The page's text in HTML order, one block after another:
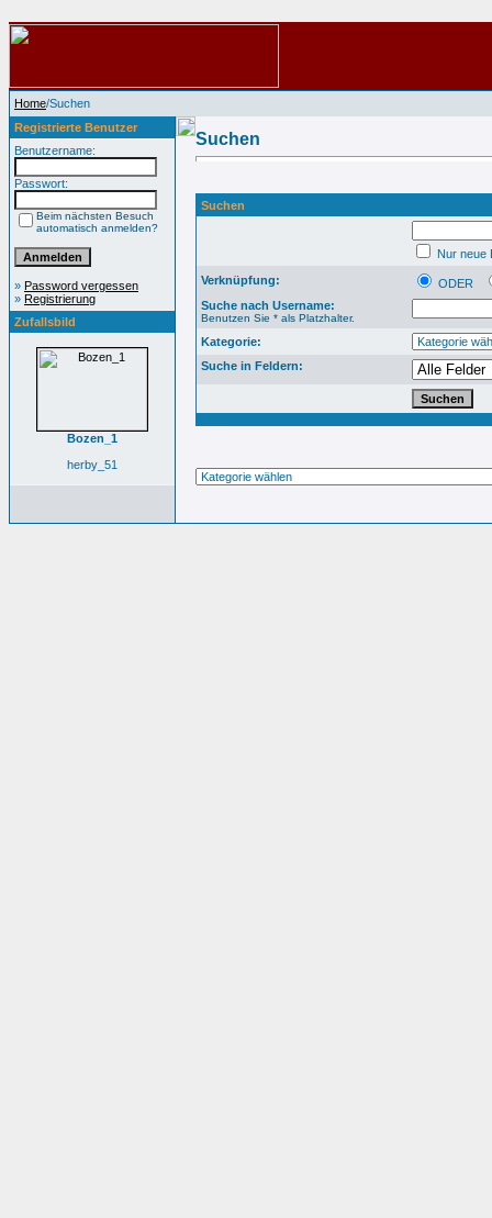
Home/Suchen
Registrierte Benutzer
Benutzername:
Passwort:
Beim nächsten Besuch
automatisch anmelden?
» Password vergessen
» Registrierung
Zufallsbild
Bozen_1
herby_51
Suchen
Suchen
Nur neue
Verknüpfung:
ODER
Suche nach Username:
Benutzen Sie * als Platzhalter.
Kategorie:
Suche in Feldern: